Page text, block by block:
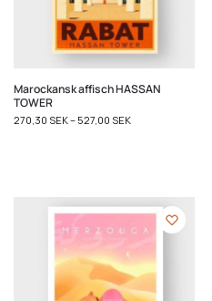
Marockansk affisch HASSAN
TOWER
270,30 SEK– 527,00 SEK